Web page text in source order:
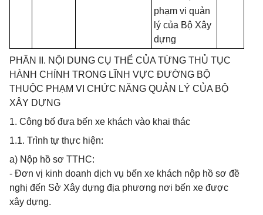
phạm vi quản
lý của Bộ Xây
dựng
PHẦN II. NỘI DUNG CỤ THỂ CỦA TỪNG THỦ TỤC
HÀNH CHÍNH TRONG LĨNH VỰC ĐƯỜNG BỘ
THUỘC PHẠM VI CHỨC NĂNG QUẢN LÝ CỦA BỘ
XÂY DỰNG
1. Công bố đưa bến xe khách vào khai thác
1.1. Trình tự thực hiện:
a) Nộp hồ sơ TTHC:
- Đơn vị kinh doanh dịch vụ bến xe khách nộp hồ sơ đề
nghị đến Sở Xây dựng địa phương nơi bến xe được
xây dựng.